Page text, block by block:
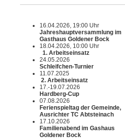
16.04.2026, 19:00 Uhr
Jahreshauptversammlung im
Gasthaus Goldener Bock
18.04.2026, 10:00 Uhr
1. Arbeitseinsatz
24.05.2026
Schleifchen-Turnier
11.07.2025
2. Arbeitseinsatz
17.-19.07.2026
Hardberg-Cup
07.08.2026
Ferienspieltag der Gemeinde,
Ausrichter TC Abtsteinach
17.10.2026
Familienabend im Gashaus
Goldener Bock